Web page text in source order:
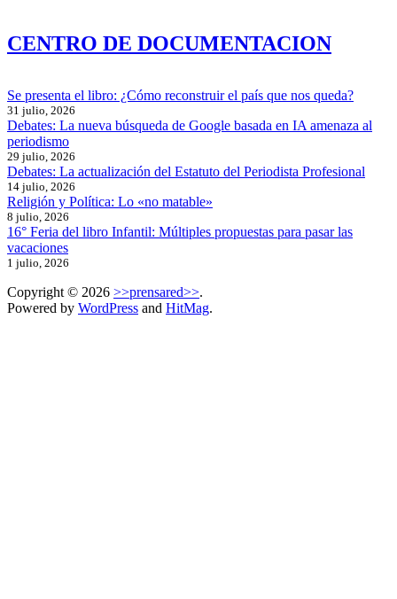
CENTRO DE DOCUMENTACION
Se presenta el libro: ¿Cómo reconstruir el país que nos queda?
31 julio, 2026
Debates: La nueva búsqueda de Google basada en IA amenaza al
periodismo
29 julio, 2026
Debates: La actualización del Estatuto del Periodista Profesional
14 julio, 2026
Religión y Política: Lo «no matable»
8 julio, 2026
16° Feria del libro Infantil: Múltiples propuestas para pasar las
vacaciones
1 julio, 2026
Copyright © 2026 >>prensared>>.
Powered by WordPress and HitMag.